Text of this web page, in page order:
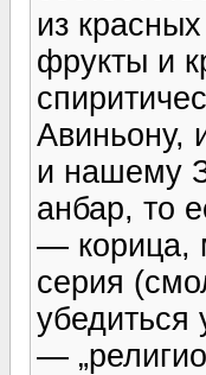
из
фрукты и
Авиньону,
и нашему
анбар, то
— корица,
серия
убедиться
—